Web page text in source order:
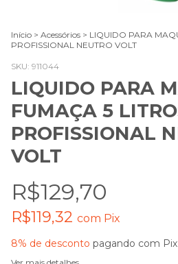
Início > Acessórios > LIQUIDO PARA
PROFISSIONAL NEUTRO VOLT
SKU: 911044
LIQUIDO PARA
FUMAÇA 5
PROFISSIONAL
VOLT
R$129,70
R$119,32 com Pix
8% de desconto pagando com Pix